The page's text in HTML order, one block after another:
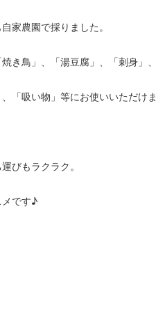
家農園で採りました。
き鳥」、「湯豆腐」、「刺身」、
「吸い物」等にお使いいただけま
びもラクラク。
メです♪